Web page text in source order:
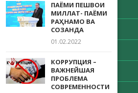
Октябрь 2020
Сентябрь 2020
Май 2020
ПАЁМИ ПЕШВОИ
МИЛЛАТ- ПАЁМИ
РАҲНАМО ВА
СОЗАНДА
01.02.2022
КОРРУПЦИЯ –
ВАЖНЕЙШАЯ
ПРОБЛЕМА
СОВРЕМЕННОСТИ